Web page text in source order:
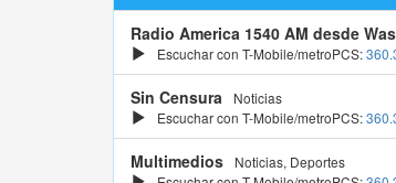
Radio America 1540 AM desde
Escuchar con T-Mobile/metroPCS:
Sin Censura
Noticias
Escuchar con T-Mobile/metroPCS:
Multimedios
Noticias, Deportes